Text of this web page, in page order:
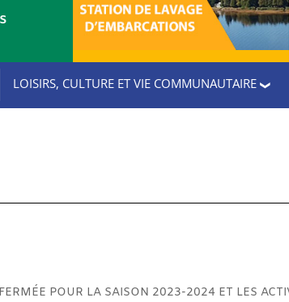
LOISIRS, CULTURE ET VIE COMMUNAUTAIRE
POUR LA SAISON 2023-2024 ET LES